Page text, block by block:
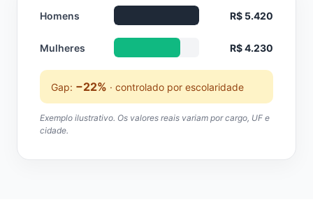
Homens R$ 5.420
Mulheres R$ 4.230
Gap: −22% · controlado por escolaridade
Exemplo ilustrativo. Os valores reais variam por cargo, UF e
cidade.